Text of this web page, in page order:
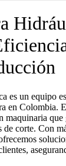
es un equipo
en Colombia.
maquinaria
corte. Con